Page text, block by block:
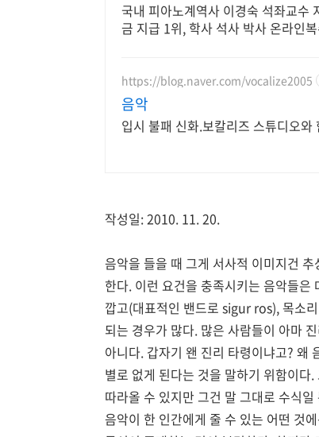
국내 피아노계역사 이경숙 석좌교수
금 지급 1위, 학사 석사 박사 온라인
https://blog.naver.com/vocalize2005
음악
입시 불패 신화.보칼리즈 스튜디오와
작성일: 2010. 11. 20.
음악을 들을 때 그게 서사적 이미지건
한다. 이런 요건을 충족시키는 음악들
깝고(대표적인 밴드로 sigur ros), 목소
되는 경우가 많다. 많은 사람들이 아마
아니다. 갑자기 왠 진리 타령이냐고? 왜
별로 없게 된다는 것을 말하기 위함이
따라올 수 있지만 그건 말 그대로 수식
음악이 한 인간에게 줄 수 있는 어떤 것